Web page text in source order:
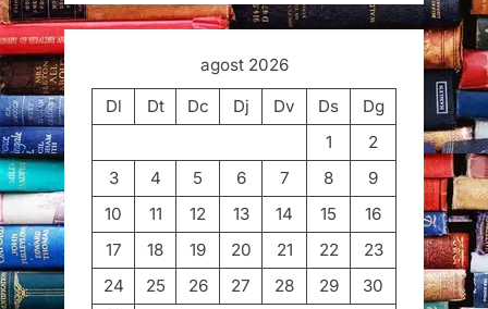
agost 2026
Dl
Dt Dc Dj Dv Ds
Dg
1
2
3
4 5 6 7 8
9
10
11 12 13 14 15
16
17
18 19 20 21 22
23
24
25 26 27 28 29
30